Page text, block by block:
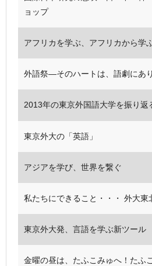
ョップ
アフリカを学ぶ、アフリカから学
外語祭―そのハートは、語劇にあ
2013年の東京外国語大学を振り返
東京外大の「英語」
アジアを学び、世界を繋ぐ
私たちにできること・・・ 外大東
東京外大発、言語を学ぶ新ツール
金曜の昼は、たふこみゅへ！たふ